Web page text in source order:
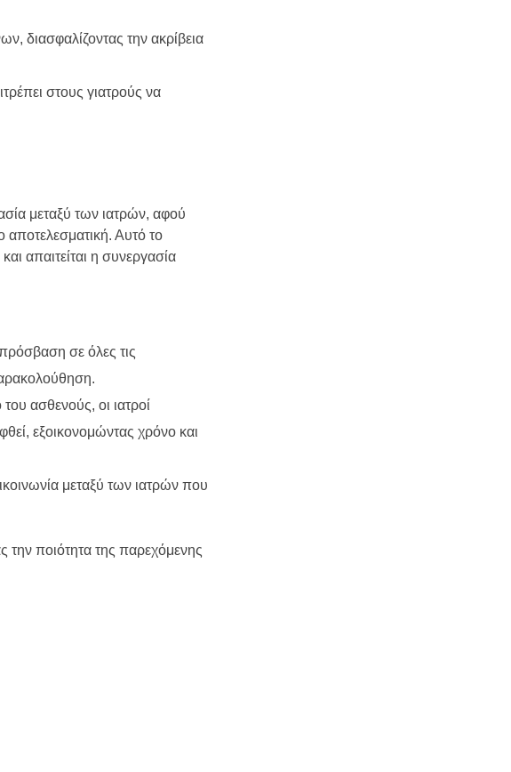
διασφαλίζοντας την ακρίβεια
στους γιατρούς να
μεταξύ των ιατρών, αφού
αποτελεσματική. Αυτό το
απαιτείται η συνεργασία
σε όλες τις
ασθενούς, οι ιατροί
εξοικονομώντας χρόνο και
μεταξύ των ιατρών που
την ποιότητα της παρεχόμενης